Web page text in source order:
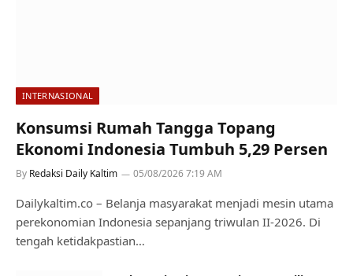
INTERNASIONAL
Konsumsi Rumah Tangga Topang
Ekonomi Indonesia Tumbuh 5,29 Persen
By Redaksi Daily Kaltim 05/08/2026 7:19 AM
Dailykaltim.co – Belanja masyarakat menjadi mesin utama
perekonomian Indonesia sepanjang triwulan II-2026. Di
tengah ketidakpastian…